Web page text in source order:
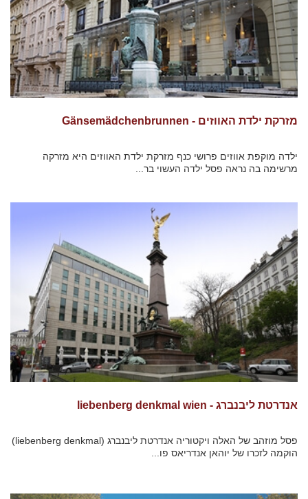
מזרקת ילדת האווזים - Gänsemädchenbrunnen
ילדה מוקפת אווזים פרושי כנף מזרקת ילדת האווזים היא מזרקה
מרשימה בה נראה פסל ילדה העשוי בר...
אנדרטת ליבנברג - liebenberg denkmal wien
פסל מוזהב של האלה ויקטוריה אנדרטת ליבנברג (liebenberg denkmal)
הוקמה לזכרו של יוהאן אנדריאס פו...